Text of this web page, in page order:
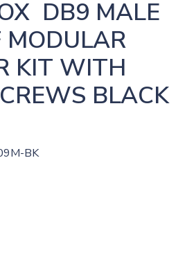
DB9 MALE
MODULAR
KIT WITH
BLACK
BK